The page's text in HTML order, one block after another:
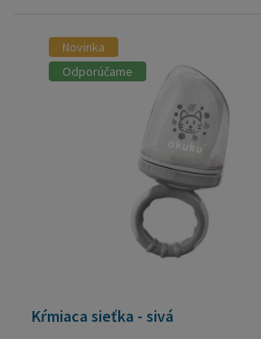
Novinka
Odporúčame
Kŕmiaca sieťka - sivá